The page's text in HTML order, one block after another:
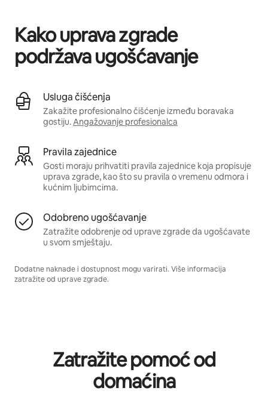
Kako uprava zgrade
podržava ugošćavanje
Usluga čišćenja
Zakažite profesionalno čišćenje između boravaka
gostiju.Angažovanje profesionalca
Pravila zajednice
Gosti moraju prihvatiti pravila zajednice koja propisuje
uprava zgrade, kao što su pravila o vremenu odmora i
kućnim ljubimcima.
Odobreno ugošćavanje
Zatražite odobrenje od uprave zgrade da ugošćavate
u svom smještaju.
Dodatne naknade i dostupnost mogu varirati. Više informacija
zatražite od uprave zgrade.
Zatražite pomoć od
domaćina